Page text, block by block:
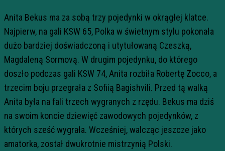
Anita Bekus ma za sobą trzy pojedynki w okrągłej klatce.
Najpierw, na gali KSW 65, Polka w świetnym stylu pokonała
dużo bardziej doświadczoną i utytułowaną Czeszką,
Magdaleną Sormovą. W drugim pojedynku, do którego
doszło podczas gali KSW 74, Anita rozbiła Robertę Zocco, a
trzecim boju przegrała z Sofiią Bagishvili. Przed tą walką
Anita była na fali trzech wygranych z rzędu. Bekus ma dziś
na swoim koncie dziewięć zawodowych pojedynków, z
których sześć wygrała. Wcześniej, walcząc jeszcze jako
amatorka, został dwukrotnie mistrzynią Polski.